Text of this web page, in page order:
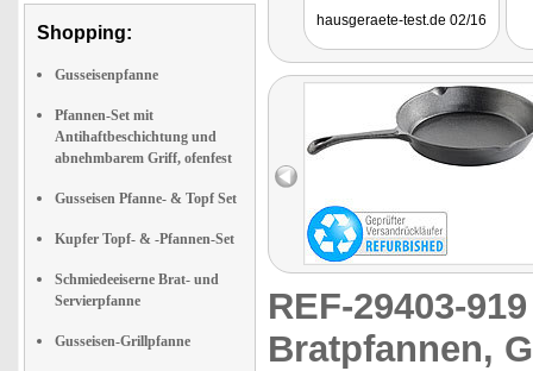
Shopping:
Gusseisenpfanne
Pfannen-Set mit
Antihaftbeschichtung und
abnehmbarem Griff, ofenfest
Gusseisen Pfanne- & Topf Set
Kupfer Topf- & -Pfannen-Set
Schmiedeeiserne Brat- und
Servierpfanne
Gusseisen-Grillpfanne
dürfen in keiner guten
Pfannenset NC-2941
hausgeraete-test.de 02/16
REF-29403-
Bratpfannen,